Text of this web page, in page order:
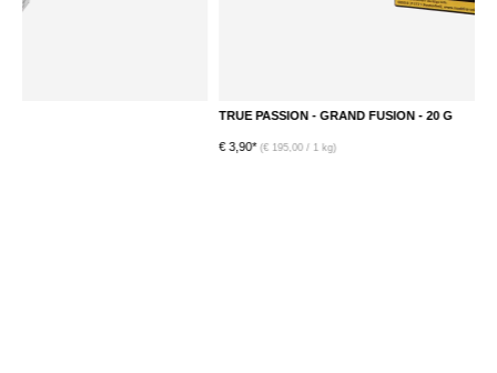
TRUE PASSION - GRAND FUSION - 20 G